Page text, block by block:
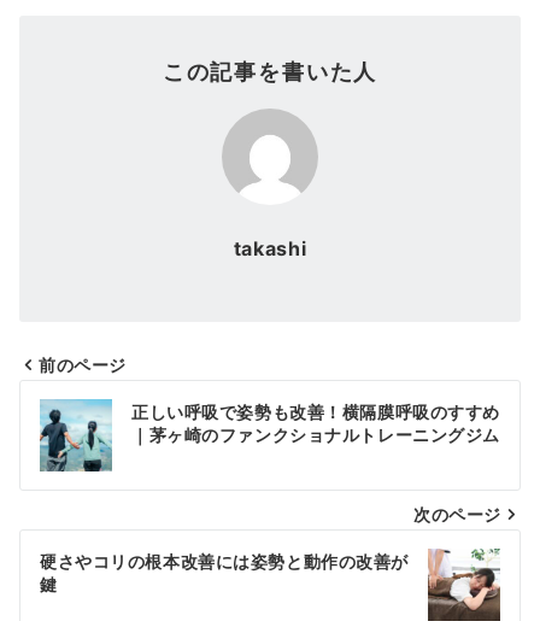
この記事を書いた人
takashi
投
稿
ナ
ビ
ゲ
ー
前のページ
正しい呼吸で姿勢も改善！横隔膜呼吸のすすめ
｜茅ヶ崎のファンクショナルトレーニングジム
次のページ
硬さやコリの根本改善には姿勢と動作の改善が
鍵